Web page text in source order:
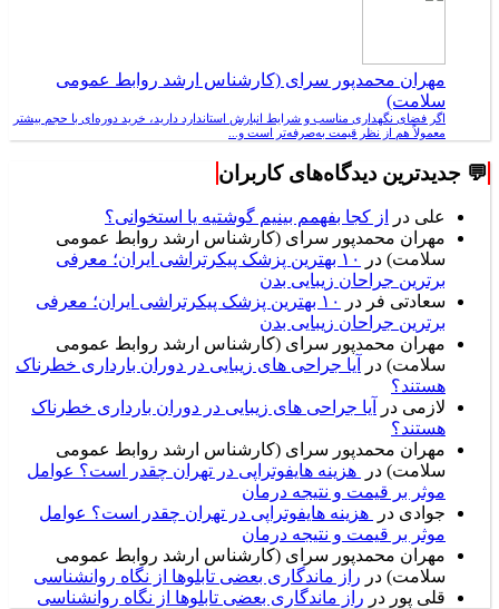
مهران محمدپور سرای (کارشناس ارشد روابط عمومی
سلامت)
اگر فضای نگهداری مناسب و شرایط انبارش استاندارد دارید، خرید دوره‌ای با حجم بیشتر
معمولاً هم از نظر قیمت به‌صرفه‌تر است و...
💬 جدیدترین دیدگاه‌های کاربران
علی در
از کجا بفهمم بینیم گوشتیه یا استخوانی؟
مهران محمدپور سرای (کارشناس ارشد روابط عمومی
سلامت) در
۱۰ بهترین پزشک پیکرتراشی ایران؛ معرفی
برترین جراحان زیبایی بدن
سعادتی فر در
۱۰ بهترین پزشک پیکرتراشی ایران؛ معرفی
برترین جراحان زیبایی بدن
مهران محمدپور سرای (کارشناس ارشد روابط عمومی
سلامت) در
آیا جراحی های زیبایی در دوران بارداری خطرناک
هستند؟
لازمی در
آیا جراحی های زیبایی در دوران بارداری خطرناک
هستند؟
مهران محمدپور سرای (کارشناس ارشد روابط عمومی
سلامت) در
هزینه هایفوتراپی در تهران چقدر است؟ عوامل
موثر بر قیمت و نتیجه درمان
جوادی در
هزینه هایفوتراپی در تهران چقدر است؟ عوامل
موثر بر قیمت و نتیجه درمان
مهران محمدپور سرای (کارشناس ارشد روابط عمومی
سلامت) در راز ماندگاری بعضی تابلوها از نگاه روانشناسی
قلی پور در راز ماندگاری بعضی تابلوها از نگاه روانشناسی